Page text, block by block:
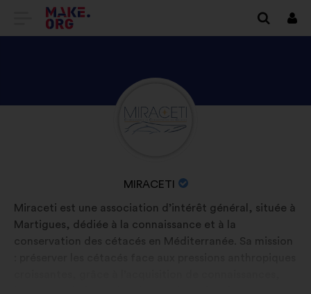
PŘEJÍT
DOMOVSKOU
STRÁNKU
MAKE.ORG
se
SEZNAM
SE
UŽIVATELE/UŽIVATELKY
NÁZEV
ORGANIZACE:
MIRACETI
Životopis:
Miraceti est une association d’intérêt général, située à
Martigues, dédiée à la connaissance et à la
conservation des cétacés en Méditerranée. Sa mission